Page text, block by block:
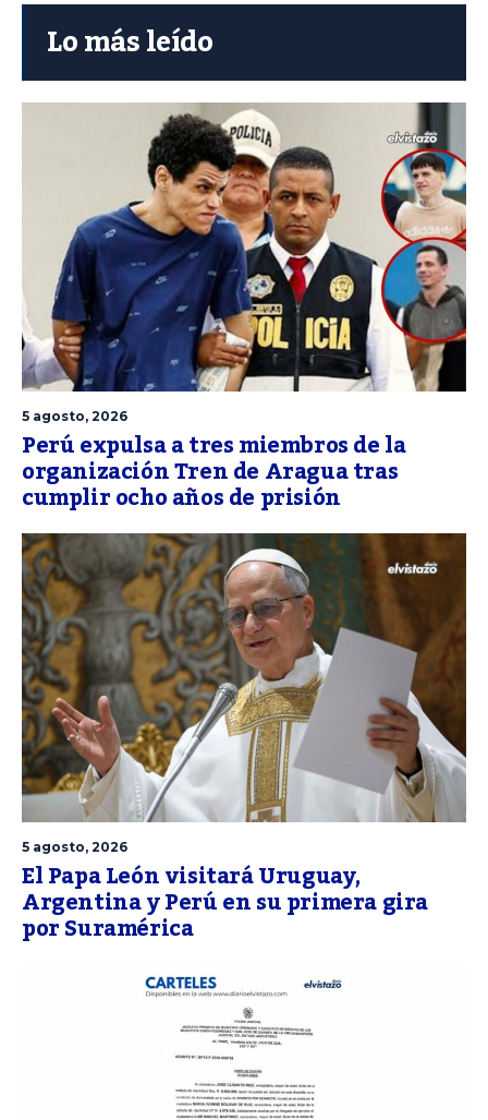
Lo más leído
5 agosto, 2026
Perú expulsa a tres miembros de la
organización Tren de Aragua tras
cumplir ocho años de prisión
5 agosto, 2026
El Papa León visitará Uruguay,
Argentina y Perú en su primera gira
por Suramérica